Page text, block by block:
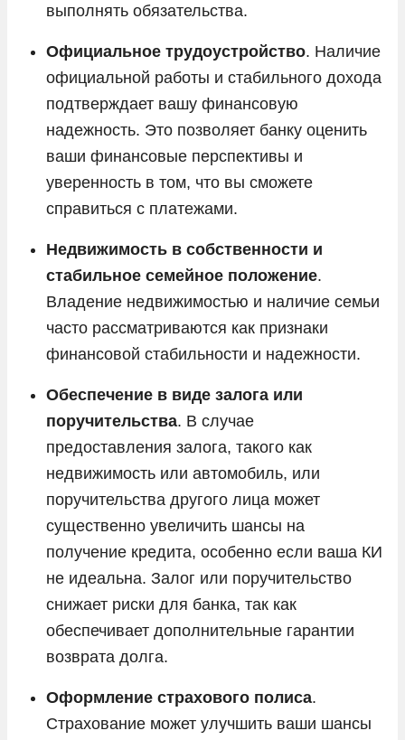
выполнять обязательства.
Официальное трудоустройство. Наличие
официальной работы и стабильного дохода
подтверждает вашу финансовую
надежность. Это позволяет банку оценить
ваши финансовые перспективы и
уверенность в том, что вы сможете
справиться с платежами.
Недвижимость в собственности и
стабильное семейное положение.
Владение недвижимостью и наличие семьи
часто рассматриваются как признаки
финансовой стабильности и надежности.
Обеспечение в виде залога или
поручительства. В случае
предоставления залога, такого как
недвижимость или автомобиль, или
поручительства другого лица может
существенно увеличить шансы на
получение кредита, особенно если ваша КИ
не идеальна. Залог или поручительство
снижает риски для банка, так как
обеспечивает дополнительные гарантии
возврата долга.
Оформление страхового полиса.
Страхование может улучшить ваши шансы